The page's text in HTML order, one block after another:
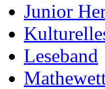
Junior
Leseband